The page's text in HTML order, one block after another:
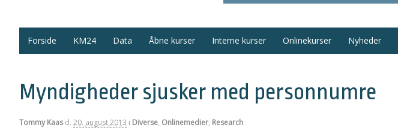
Forside KM24 Data Åbne kurser Interne kurser Onlinekurser Nyheder
Myndigheder sjusker med personnumre
Tommy Kaas d. 20. august 2013 i Diverse, Onlinemedier, Research